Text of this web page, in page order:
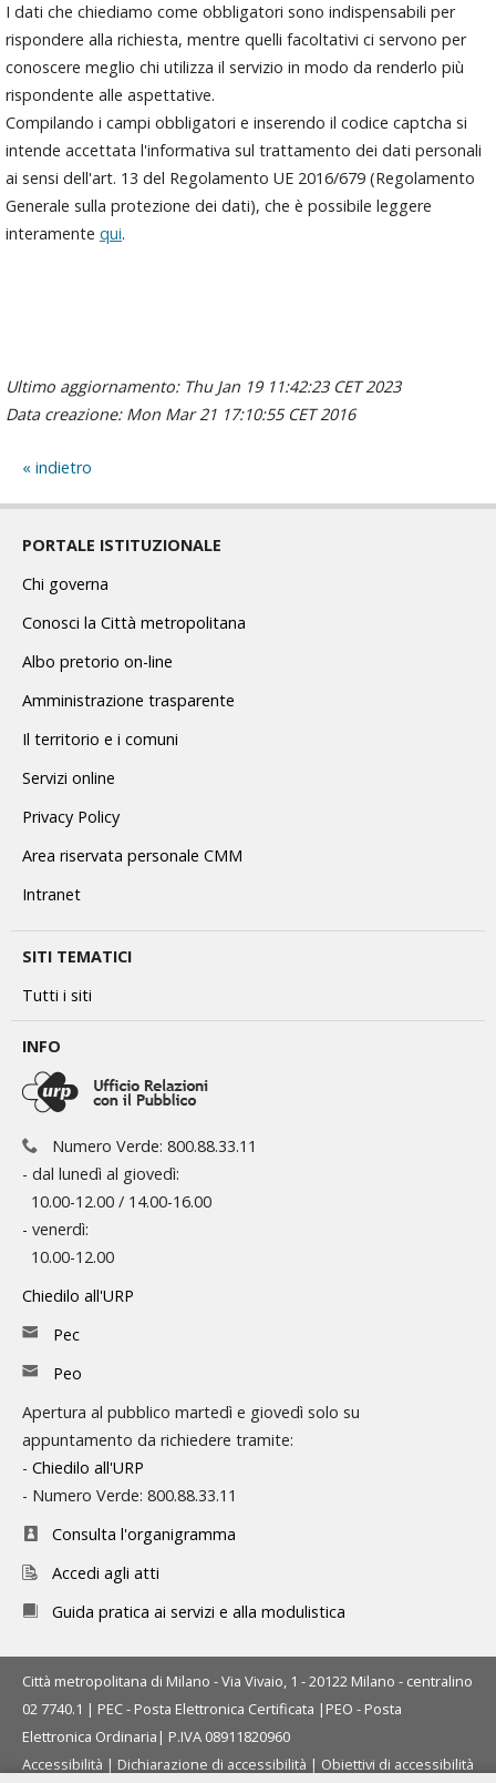
I dati che chiediamo come obbligatori sono indispensabili per
rispondere alla richiesta, mentre quelli facoltativi ci servono per
conoscere meglio chi utilizza il servizio in modo da renderlo più
rispondente alle aspettative.
Compilando i campi obbligatori e inserendo il codice captcha si
intende accettata l'informativa sul trattamento dei dati personali
ai sensi dell'art. 13 del Regolamento UE 2016/679 (Regolamento
Generale sulla protezione dei dati), che è possibile leggere
interamente qui.
Ultimo aggiornamento: Thu Jan 19 11:42:23 CET 2023
Data creazione: Mon Mar 21 17:10:55 CET 2016
indietro
PORTALE ISTITUZIONALE
Chi governa
Conosci la Città metropolitana
Albo pretorio on-line
Amministrazione trasparente
Il territorio e i comuni
Servizi online
Privacy Policy
Area riservata personale CMM
Intranet
SITI TEMATICI
Tutti i siti
INFO
Numero Verde: 800.88.33.11
- dal lunedì al giovedì:
10.00-12.00 / 14.00-16.00
- venerdì:
10.00-12.00
Chiedilo all'URP
Pec
Peo
Apertura al pubblico martedì e giovedì solo su
appuntamento da richiedere tramite:
- Chiedilo all'URP
- Numero Verde: 800.88.33.11
Consulta l'organigramma
Accedi agli atti
Guida pratica ai servizi e alla modulistica
Città metropolitana di Milano - Via Vivaio, 1 - 20122 Milano - centralino
02 7740.1 | PEC - Posta Elettronica Certificata | PEO - Posta
Elettronica Ordinaria | P.IVA 08911820960
Accessibilità | Dichiarazione di accessibilità | Obiettivi di accessibilità